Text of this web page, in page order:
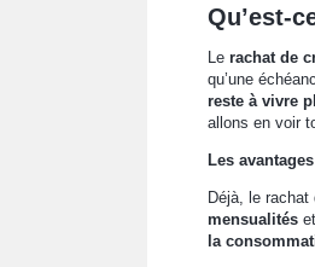
Qu’est-
Le rachat de
qu’une
reste à vivre
allons en voir
Les
Déjà, le
mensualités
la